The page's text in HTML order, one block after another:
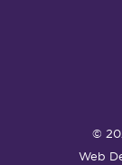
©
Web